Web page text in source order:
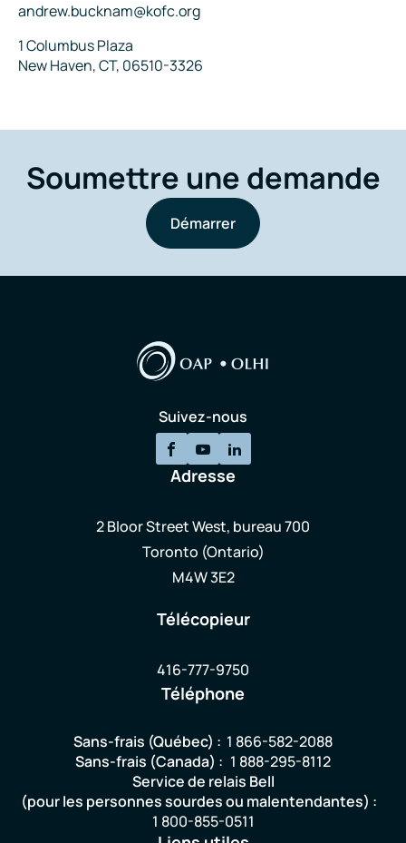
Courriel
andrew.bucknam@kofc.org
Adresse
1 Columbus Plaza
New Haven, CT, 06510-3326
Soumettre une demande
Démarrer
Suivez-nous
Adresse
2 Bloor Street West, bureau 700
Toronto (Ontario)
M4W 3E2
Télécopieur
416-777-9750
Téléphone
Sans-frais (Québec) : 1 866-582-2088
Sans-frais (Canada) : 1 888-295-8112
Service de relais Bell
(pour les personnes sourdes ou malentendantes) :
1 800-855-0511